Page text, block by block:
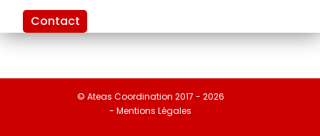
Contact
© Ateas Coordination 2017 - 2026
- Mentions Légales